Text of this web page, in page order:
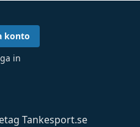
Tankesport.se
konto
in